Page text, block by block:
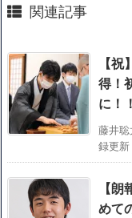
関連記事
【
得！
に！
藤井
録更新
【
めて